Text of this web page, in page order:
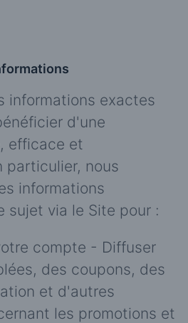
informations exactes
d'une
efficace et
particulier, nous
informations
sujet via le Site pour :
compte - Diffuser
des coupons, des
et d'autres
les promotions et